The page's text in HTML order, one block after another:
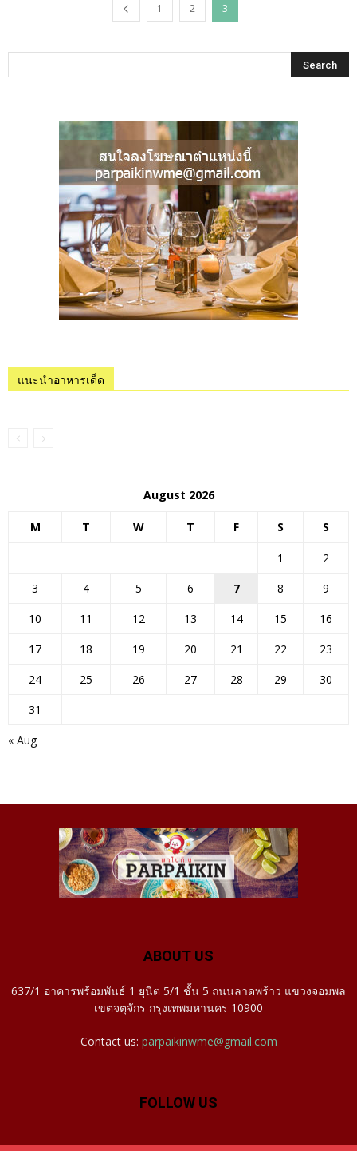
1 2 3
แนะนำอาหารเด็ด
August 2026
M T W T F S S
« Aug
1
2
3
4 5 6 7 8
9
10
11 12 13 14 15
16
17
18 19 20 21 22
23
24
25 26 27 28 29
30
31
ABOUT US
637/1 อาคารพร้อมพันธ์ 1 ยุนิต 5/1 ชั้น 5 ถนนลาดพร้าว แขวงจอมพล
เขตจตุจักร กรุงเทพมหานคร 10900
Contact us: parpaikinwme@gmail.com
FOLLOW US